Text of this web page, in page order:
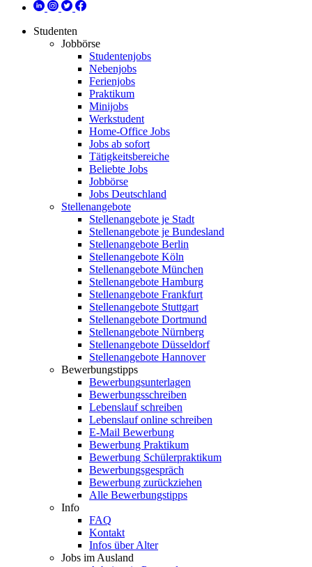
Studenten
Jobbörse
Studentenjobs
Nebenjobs
Ferienjobs
Praktikum
Minijobs
Werkstudent
Home-Office Jobs
Jobs ab sofort
Tätigkeitsbereiche
Beliebte Jobs
Jobbörse
Jobs Deutschland
Stellenangebote
Stellenangebote je Stadt
Stellenangebote je Bundesland
Stellenangebote Berlin
Stellenangebote Köln
Stellenangebote München
Stellenangebote Hamburg
Stellenangebote Frankfurt
Stellenangebote Stuttgart
Stellenangebote Dortmund
Stellenangebote Nürnberg
Stellenangebote Düsseldorf
Stellenangebote Hannover
Bewerbungstipps
Bewerbungsunterlagen
Bewerbungsschreiben
Lebenslauf schreiben
Lebenslauf online schreiben
E-Mail Bewerbung
Bewerbung Praktikum
Bewerbung Schülerpraktikum
Bewerbungsgespräch
Bewerbung zurückziehen
Alle Bewerbungstipps
Info
FAQ
Kontakt
Infos über Alter
Jobs im Ausland